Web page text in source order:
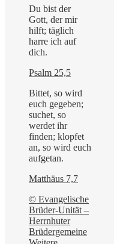
Du bist der
Gott, der mir
hilft; täglich
harre ich auf
dich.
Psalm 25,5
Bittet, so wird
euch gegeben;
suchet, so
werdet ihr
finden; klopfet
an, so wird euch
aufgetan.
Matthäus 7,7
© Evangelische
Brüder-Unität –
Herrnhuter
Brüdergemeine